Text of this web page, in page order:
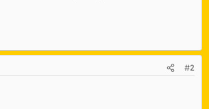
#2